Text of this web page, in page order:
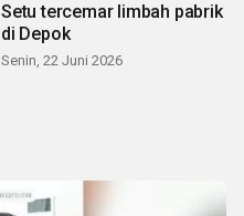
Setu tercemar limbah pabrik
di Depok
Senin, 22 Juni 2026